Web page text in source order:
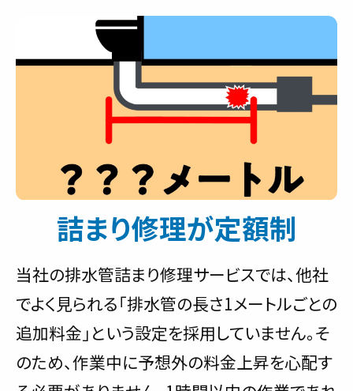
詰まり修理が定額制
当社の排水管詰まり修理サービスでは、他社
でよく見られる「排水管の長さ1メートルごとの
追加料金」という設定を採用していません。そ
のため、作業中に予想外の料金上昇を心配す